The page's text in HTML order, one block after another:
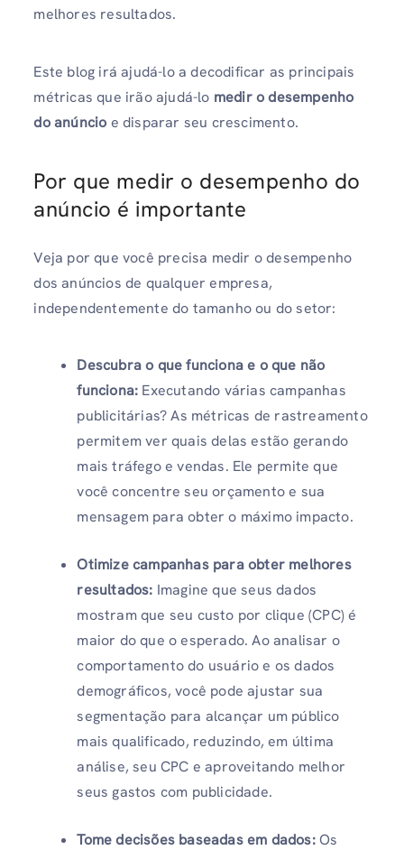
melhores resultados.
Este blog irá ajudá-lo a decodificar as principais
métricas que irão ajudá-lo medir o desempenho
do anúncio e disparar seu crescimento.
Por que medir o desempenho do
anúncio é importante
Veja por que você precisa medir o desempenho
dos anúncios de qualquer empresa,
independentemente do tamanho ou do setor:
Descubra o que funciona e o que não
funciona: Executando várias campanhas
publicitárias? As métricas de rastreamento
permitem ver quais delas estão gerando
mais tráfego e vendas. Ele permite que
você concentre seu orçamento e sua
mensagem para obter o máximo impacto.
Otimize campanhas para obter melhores
resultados: Imagine que seus dados
mostram que seu custo por clique (CPC) é
maior do que o esperado. Ao analisar o
comportamento do usuário e os dados
demográficos, você pode ajustar sua
segmentação para alcançar um público
mais qualificado, reduzindo, em última
análise, seu CPC e aproveitando melhor
seus gastos com publicidade.
Tome decisões baseadas em dados:Os